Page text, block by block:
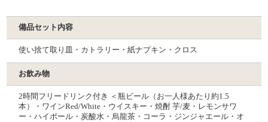
備品セット内容
使い捨て取り皿・カトラリー・紙ナプキン・クロス
お飲み物
2時間フリードリンク付き ＜瓶ビール（お一人様あたり約1.5
本）・ワインRed/White・ウイスキー・焼酎 芋/麦・レモンサワ
ー・ハイボール・炭酸水・烏龍茶・コーラ・ジンジャエール・オ